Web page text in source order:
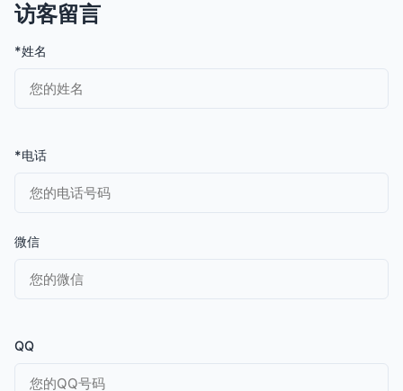
访客留言
*姓名
*电话
微信
QQ